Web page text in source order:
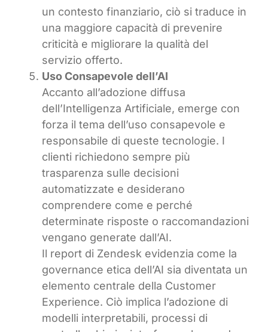
un contesto finanziario, ciò si traduce in
una maggiore capacità di prevenire
criticità e migliorare la qualità del
servizio offerto.
Uso Consapevole dell’AI
Accanto all’adozione diffusa
dell’Intelligenza Artificiale, emerge con
forza il tema dell’uso consapevole e
responsabile di queste tecnologie. I
clienti richiedono sempre più
trasparenza sulle decisioni
automatizzate e desiderano
comprendere come e perché
determinate risposte o raccomandazioni
vengano generate dall’AI.
Il report di Zendesk evidenzia come la
governance etica dell’AI sia diventata un
elemento centrale della Customer
Experience. Ciò implica l’adozione di
modelli interpretabili, processi di